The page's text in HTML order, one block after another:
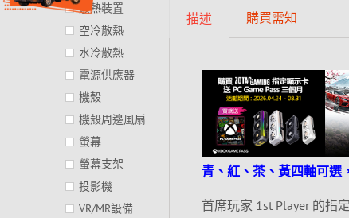
描述 購買需知
青、紅、茶、黃四軸可選
首席玩家 1st Player 的指
散熱裝置
空冷散熱
水冷散熱
電源供應器
機殼
機殼周邊風扇
螢幕
螢幕支架
投影機
VR/MR設備